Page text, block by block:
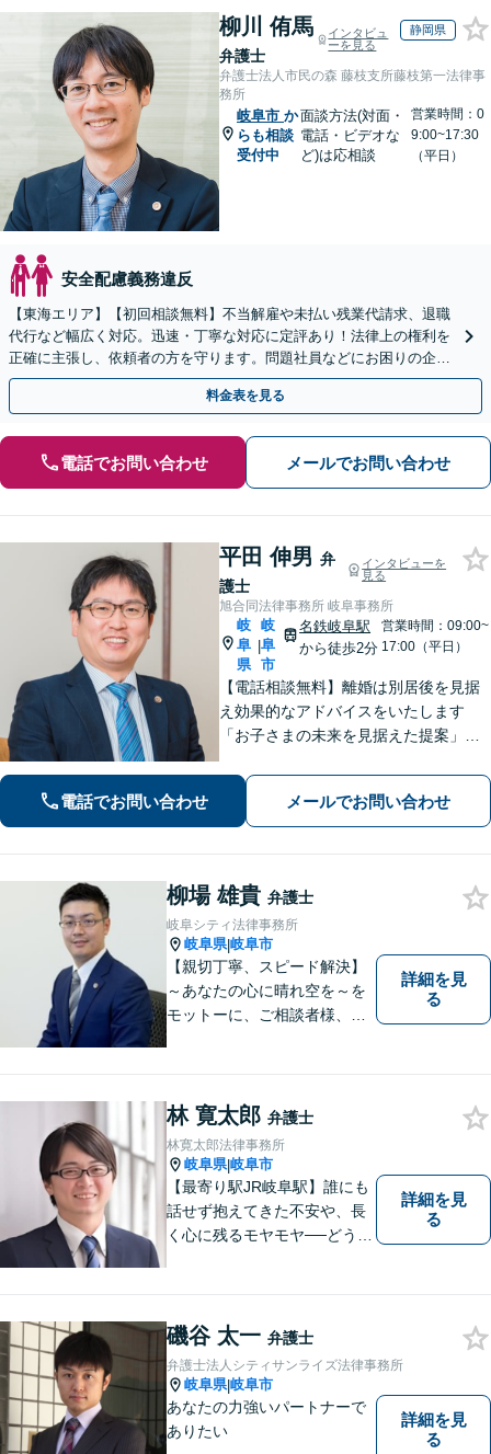
柳川 侑馬
弁護士
インタビュ
ーを見る
静岡県
弁護士法人市民の森 藤枝支所藤枝第一法律事
務所
岐阜市 か
らも相談
受付中
面談方法(対面・
電話・ビデオな
ど)は応相談
営業時間：0
9:00~17:30
（平日）
安全配慮義務違反
【東海エリア】【初回相談無料】不当解雇や未払い残業代請求、退職
代行など幅広く対応。迅速・丁寧な対応に定評あり！法律上の権利を
正確に主張し、依頼者の方を守ります。問題社員などにお困りの企業
さまもぜひご相談ください【電話相談可】【法テラス可】
料金表を見る
電話でお問い合わせ メールでお問い合わせ
平田 伸男 弁
護士
インタビューを
見る
旭合同法律事務所 岐阜事務所
岐
阜
県
|
岐
阜
市
名鉄岐阜駅
から徒歩2分
営業時間：09:00~
17:00（平日）
【電話相談無料】離婚は別居後を見据
え効果的なアドバイスをいたします
「お子さまの未来を見据えた提案」遺
ください【岐阜駅3分】他業種との連携
で不動産トラブルを回避【休日・夜間
面談可】【ビデオ面談あり】
電話でお問い合わせ メールでお問い合わせ
柳場 雄貴 弁護士
岐阜シティ法律事務所
岐阜県|岐阜市
【親切丁寧、スピード解決】
～あなたの心に晴れ空を～を
モットーに、ご相談者様、依
お気軽にご相談下さい。
詳細を見
る
林 寛太郎 弁護士
林寛太郎法律事務所
岐阜県|岐阜市
【最寄り駅JR岐阜駅】誰にも
話せず抱えてきた不安や、長
く心に残るモヤモヤ──どうぞ
一緒に見つけていきます。
【丁寧なヒアリング】【地域
密着型の法律事務所】
詳細を見
る
磯谷 太一 弁護士
弁護士法人シティサンライズ法律事務所
岐阜県|岐阜市
あなたの力強いパートナーで
ありたい
詳細を見
る